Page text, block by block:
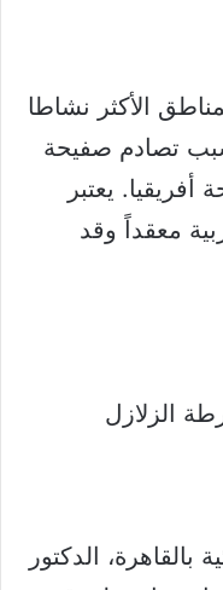
الأكثر نشاطا
تصادم صفيحة
يعتبر
معقداً وقد
الزلازل
بالقاهرة، الدكتور